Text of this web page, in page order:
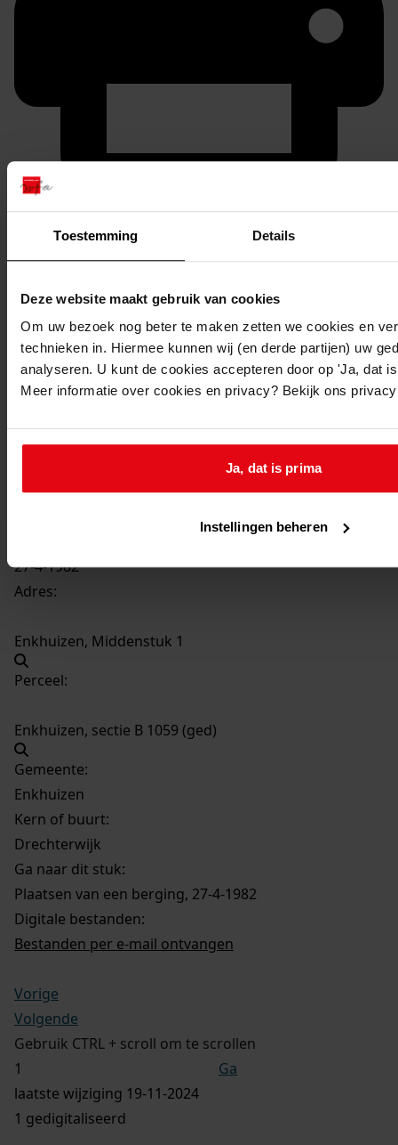
Toestemming Details
Deze website maakt gebruik van cookies
Om uw bezoek nog beter te maken zetten we cookies en
technieken in. Hiermee kunnen wij (en derde partijen) uw
analyseren. U kunt de cookies accepteren door op 'Ja, dat
Meer informatie over cookies en privacy? Bekijk ons
Ja, dat is prima
Instellingen beheren
Printen
duurzaam webadres
Inventaris
06. Nummers 251 tot en met 300
Datering:
Beschrijving:
27-4-1982
Adres:
Enkhuizen, Middenstuk 1
Perceel:
Enkhuizen, sectie B 1059 (ged)
Gemeente:
Enkhuizen
Kern of buurt:
Drechterwijk
Ga naar dit stuk:
Plaatsen van een berging, 27-4-1982
Digitale bestanden:
Bestanden per e-mail ontvangen
Vorige
Volgende
Gebruik CTRL + scroll om te scrollen
Ga
laatste wijziging 19-11-2024
1 gedigitaliseerd